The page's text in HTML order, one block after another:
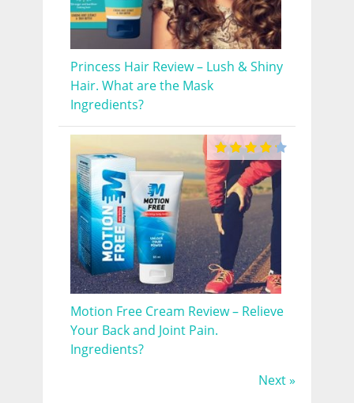
Princess Hair Review – Lush & Shiny
Hair. What are the Mask
Ingredients?
Motion Free Cream Review – Relieve
Your Back and Joint Pain.
Ingredients?
Next »